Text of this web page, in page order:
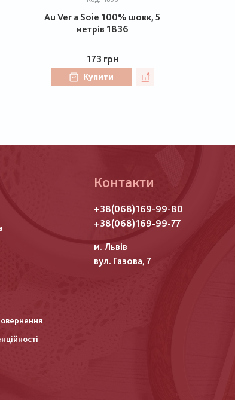
Au Ver a Soie 100% шовк, 5
метрів 1836
173 грн
Купити
Контакти
+38(068)169-99-80
+38(068)169-99-77
м. Львів
вул. Газова, 7